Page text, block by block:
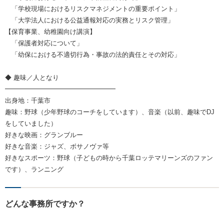
「学校現場におけるリスクマネジメントの重要ポイント」
「大学法人における公益通報対応の実務とリスク管理」
【保育事業、幼稚園向け講演】
「保護者対応について」
「幼保における不適切行為・事故の法的責任とその対応」
◆ 趣味／人となり
━━━━━━━━━━━━━━━━━
出身地：千葉市
趣味：野球（少年野球のコーチをしています）、音楽（以前、趣味でDJ
をしていました）
好きな映画：グランブルー
好きな音楽：ジャズ、ボサノヴァ等
好きなスポーツ：野球（子どもの時から千葉ロッテマリーンズのファン
です）、ランニング
どんな事務所ですか？